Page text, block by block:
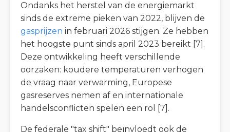
Ondanks het herstel van de energiemarkt
sinds de extreme pieken van 2022, blijven de
gasprijzen in februari 2026 stijgen. Ze hebben
het hoogste punt sinds april 2023 bereikt [7].
Deze ontwikkeling heeft verschillende
oorzaken: koudere temperaturen verhogen
de vraag naar verwarming, Europese
gasreserves nemen af en internationale
handelsconflicten spelen een rol [7].
De federale "tax shift" beïnvloedt ook de